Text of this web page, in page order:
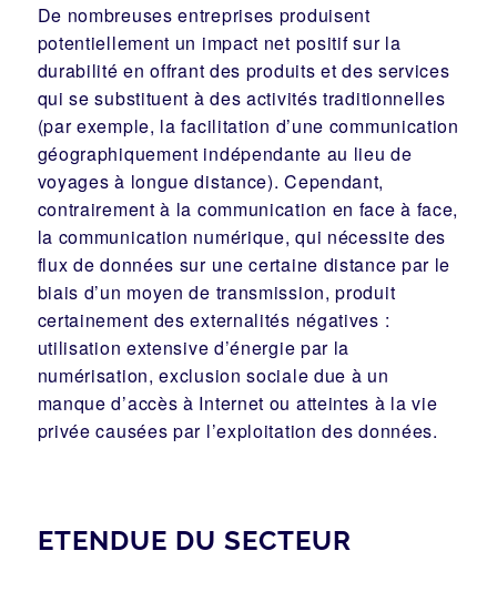
De nombreuses entreprises produisent
potentiellement un impact net positif sur la
durabilité en offrant des produits et des services
qui se substituent à des activités traditionnelles
(par exemple, la facilitation d’une communication
géographiquement indépendante au lieu de
voyages à longue distance). Cependant,
contrairement à la communication en face à face,
la communication numérique, qui nécessite des
flux de données sur une certaine distance par le
biais d’un moyen de transmission, produit
certainement des externalités négatives :
utilisation extensive d’énergie par la
numérisation, exclusion sociale due à un
manque d’accès à Internet ou atteintes à la vie
privée causées par l’exploitation des données.
ETENDUE DU SECTEUR